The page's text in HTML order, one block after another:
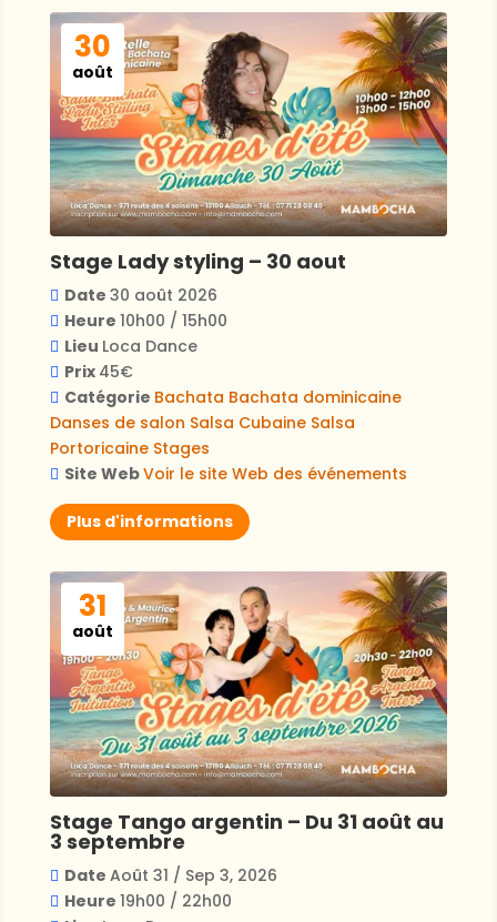
30
août
Stage Lady styling – 30 aout
Date 30 août 2026
Heure 10h00 / 15h00
Lieu Loca Dance
Prix 45€
Catégorie Bachata Bachata dominicaine
Danses de salon Salsa Cubaine Salsa
Portoricaine Stages
Site WebVoir le site Web des événements
Plus d'informations
31
août
Stage Tango argentin – Du 31 août au
3 septembre
Date Août 31 / Sep 3, 2026
Heure 19h00 / 22h00